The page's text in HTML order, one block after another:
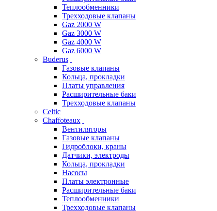
Теплообменники
Трехходовые клапаны
Gaz 2000 W
Gaz 3000 W
Gaz 4000 W
Gaz 6000 W
Buderus
Газовые клапаны
Кольца, прокладки
Платы управления
Расширительные баки
Трехходовые клапаны
Celtic
Chaffoteaux
Вентиляторы
Газовые клапаны
Гидроблоки, краны
Датчики, электроды
Кольца, прокладки
Насосы
Платы электронные
Расширительные баки
Теплообменники
Трехходовые клапаны